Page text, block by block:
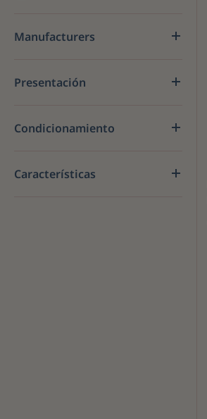
Manufacturers
Presentación
Condicionamiento
Características